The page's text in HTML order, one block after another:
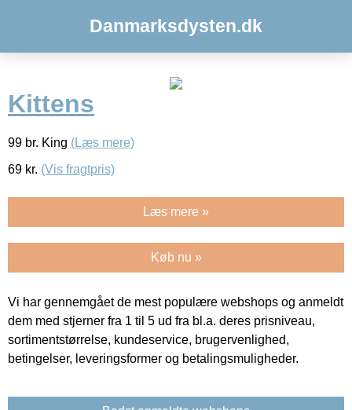
Danmarksdysten.dk
Kittens
99 br. King (Læs mere)
69 kr. (Vis fragtpris)
Læs mere »
Køb nu »
Vi har gennemgået de mest populære webshops og anmeldt
dem med stjerner fra 1 til 5 ud fra bl.a. deres prisniveau,
sortimentstørrelse, kundeservice, brugervenlighed,
betingelser, leveringsformer og betalingsmuligheder.